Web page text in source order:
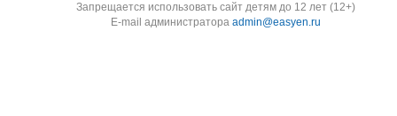
Запрещается использовать сайт детям до 12 лет (12+)
E-mail администратораadmin@easyen.ru